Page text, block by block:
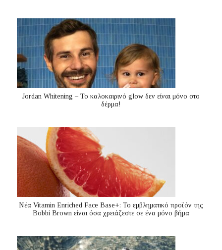
Jordan Whitening – Το καλοκαιρινό glow δεν είναι μόνο στο
δέρμα!
Nέα Vitamin Enriched Face Base+: Το εμβληματικό προϊόν της
Bobbi Brown είναι όσα χρειάζεστε σε ένα μόνο βήμα